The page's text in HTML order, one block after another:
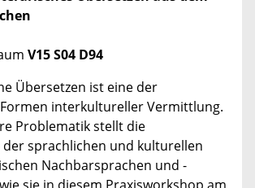
V15 S04 D94
Übersetzen ist eine der
interkultureller Vermittlung.
Problematik stellt die
sprachlichen und kulturellen
Nachbarsprachen und -